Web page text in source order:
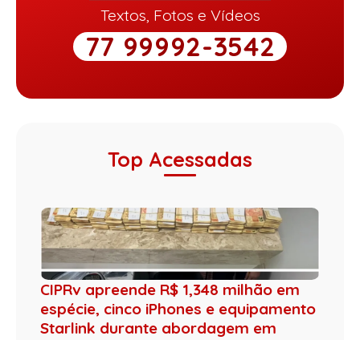
Textos, Fotos e Vídeos
77 99992-3542
Top Acessadas
CIPRv apreende R$ 1,348 milhão em
espécie, cinco iPhones e equipamento
Starlink durante abordagem em